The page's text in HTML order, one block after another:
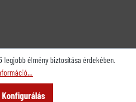
Keresés
élmény biztosítása érdekében.
Konfigurálás